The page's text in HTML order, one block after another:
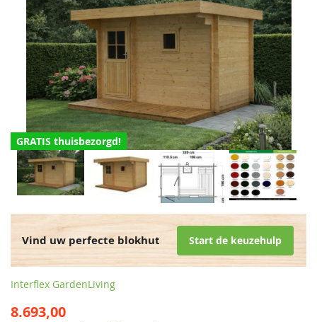
GRATIS thuisbezorgd!
Vind uw perfecte blokhut Start de keuzehulp
Interflex GardenLiving
8.693,00